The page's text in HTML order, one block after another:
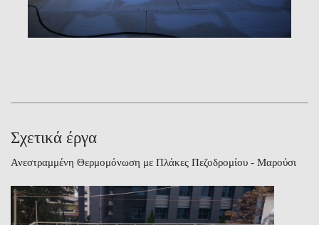
Σχετικά έργα
Ανεστραμμένη Θερμομόνωση με Πλάκες Πεζοδρομίου - Μαρούσι